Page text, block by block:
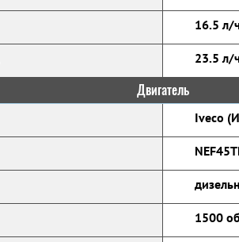
16.5 л/
23.5 л/
Двигатель
Iveco
1500